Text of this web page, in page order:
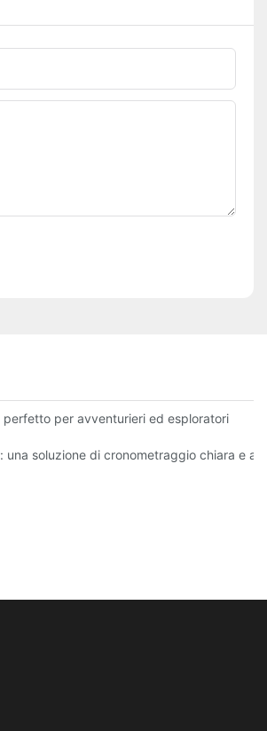
perfetto per avventurieri ed esploratori
una soluzione di cronometraggio chiara e